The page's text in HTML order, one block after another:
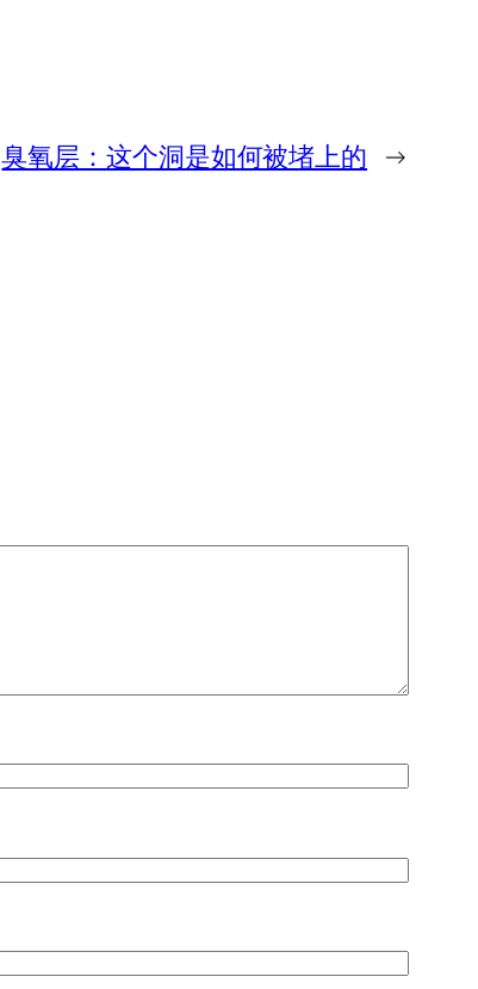
臭氧层：这个洞是如何被堵上的 →